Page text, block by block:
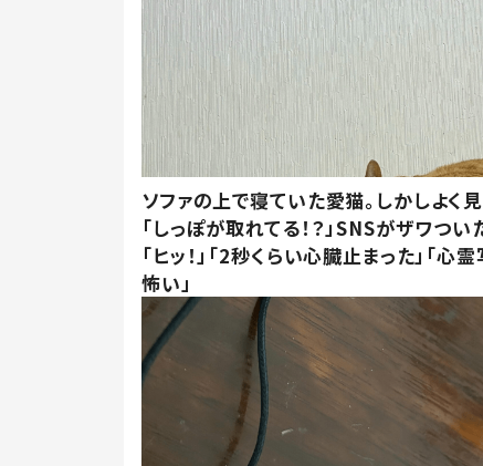
ソファの上で寝ていた愛猫。しかしよく
「しっぽが取れてる！？」SNSがザワつ
「ヒッ！」「2秒くらい心臓止まった」「心
怖い」